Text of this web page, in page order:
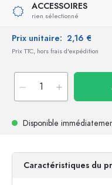
ACCESSOIRES
rien sélectionné
Prix unitaire: 2,16 €
Prix TTC, hors frais d'expédition
Disponible
Caractéristiques du